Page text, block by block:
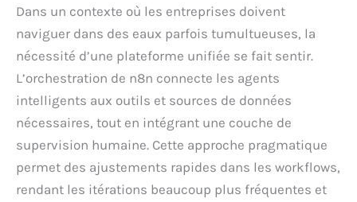
Dans un contexte où les entreprises doivent
naviguer dans des eaux parfois tumultueuses, la
nécessité d’une plateforme unifiée se fait sentir.
L’orchestration de n8n connecte les agents
intelligents aux outils et sources de données
nécessaires, tout en intégrant une couche de
supervision humaine. Cette approche pragmatique
permet des ajustements rapides dans les workflows,
rendant les itérations beaucoup plus fréquentes et